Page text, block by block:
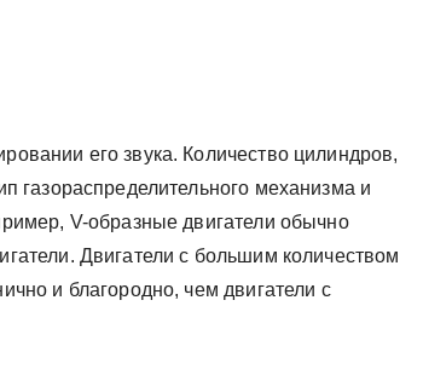
его звука. Количество цилиндров,
газораспределительного механизма и
V-образные двигатели обычно
Двигатели с большим количеством
и благородно, чем двигатели с